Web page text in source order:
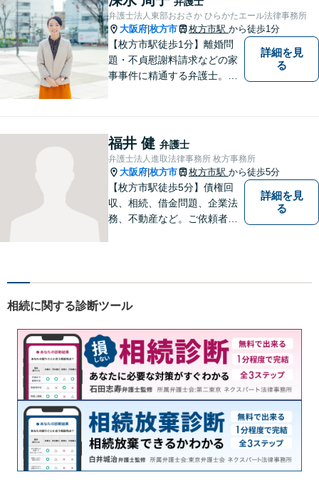
【相続問題】セミナー講師や
書籍執筆の経験あり【枚方市
駅5分】
弁護士法人東部おおさか ひらかたエール法律事務所
大阪府 枚方市 枚方市駅 から徒歩1分
【枚方市駅徒歩1分】離婚問
題・不貞慰謝料請求などの家
事事件に精通する弁護士。依
致します。どんなお悩みで
も、ご相談ください。【キッ
ズスペースあり】
詳細を見
る
福井 健 弁護士
弁護士法人進取法律事務所 枚方事務所
大阪府 枚方市 枚方市駅 から徒歩5分
【枚方市駅徒歩5分】債権回
収、相続、借金問題、企業法
務、不動産など。ご依頼者さ
しっかりと聞き、法律の観点
事情に寄り添った対応が可能
です。
詳細を見
る
相続に関する診断ツール